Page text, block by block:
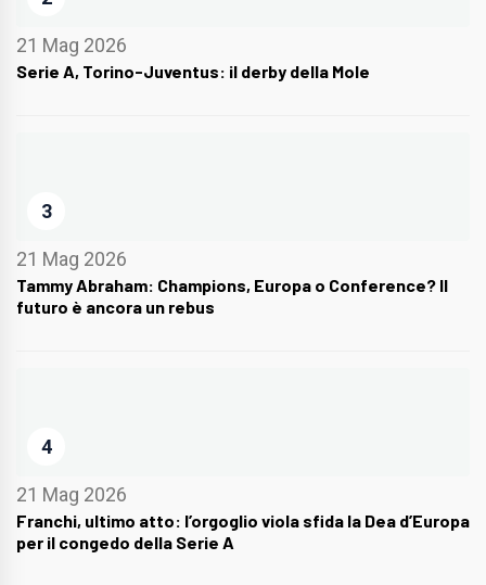
21 Mag 2026
Serie A, Torino-Juventus: il derby della Mole
3
21 Mag 2026
Tammy Abraham: Champions, Europa o Conference? Il
futuro è ancora un rebus
4
21 Mag 2026
Franchi, ultimo atto: l’orgoglio viola sfida la Dea d’Europa
per il congedo della Serie A